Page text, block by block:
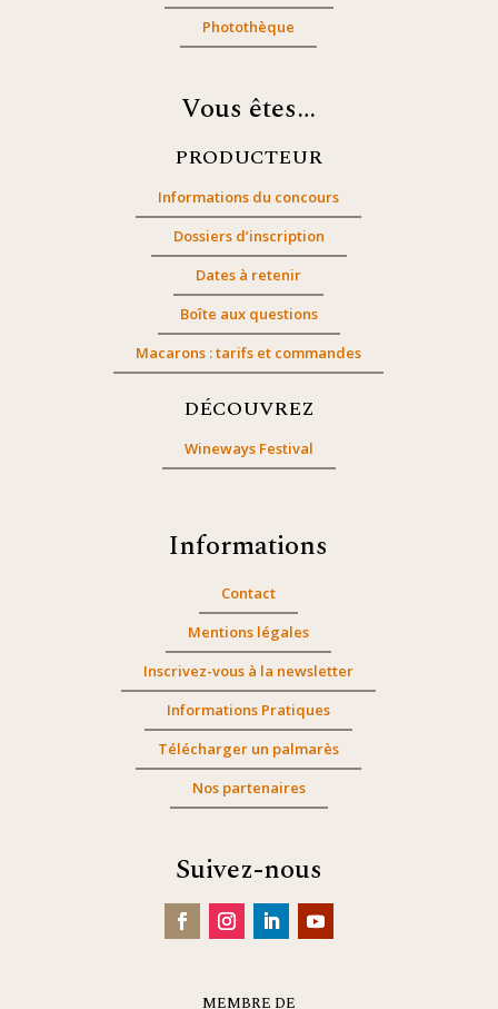
Photothèque
Vous êtes…
PRODUCTEUR
Informations du concours
Dossiers d’inscription
Dates à retenir
Boîte aux questions
Macarons : tarifs et commandes
DÉCOUVREZ
Wineways Festival
Informations
Contact
Mentions légales
Inscrivez-vous à la newsletter
Informations Pratiques
Télécharger un palmarès
Nos partenaires
Suivez-nous
MEMBRE DE